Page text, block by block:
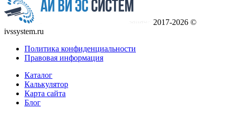
2017-2026 ©
ivssystem.ru
Политика конфиденциальности
Правовая информация
Каталог
Калькулятор
Карта сайта
Блог